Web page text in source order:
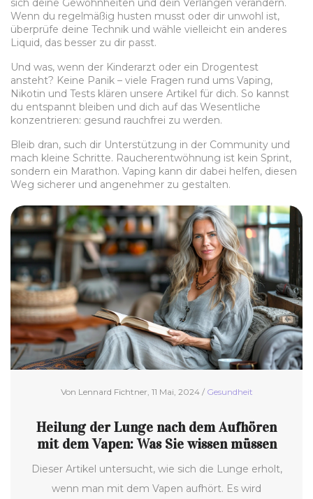
sich deine Gewohnheiten und dein Verlangen verändern.
Wenn du regelmäßig husten musst oder dir unwohl ist,
überprüfe deine Technik und wähle vielleicht ein anderes
Liquid, das besser zu dir passt.
Und was, wenn der Kinderarzt oder ein Drogentest
ansteht? Keine Panik – viele Fragen rund ums Vaping,
Nikotin und Tests klären unsere Artikel für dich. So kannst
du entspannt bleiben und dich auf das Wesentliche
konzentrieren: gesund rauchfrei zu werden.
Bleib dran, such dir Unterstützung in der Community und
mach kleine Schritte. Raucherentwöhnung ist kein Sprint,
sondern ein Marathon. Vaping kann dir dabei helfen, diesen
Weg sicherer und angenehmer zu gestalten.
Von Lennard Fichtner, 11 Mai, 2024 / Gesundheit
Heilung der Lunge nach dem Aufhören
mit dem Vapen: Was Sie wissen müssen
Dieser Artikel untersucht, wie sich die Lunge erholt,
wenn man mit dem Vapen aufhört. Es wird